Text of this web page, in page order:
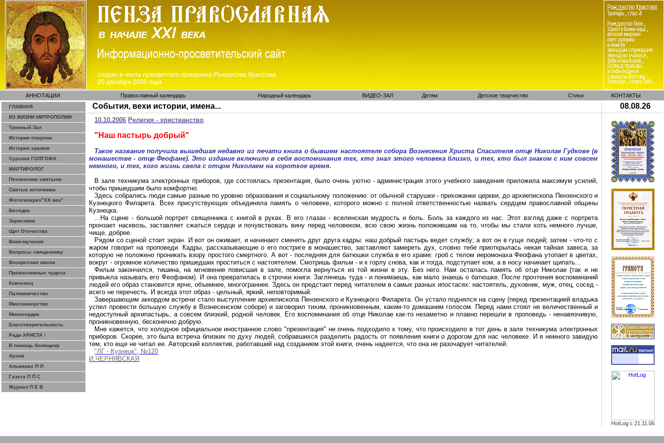
АННОТАЦИИ Православный календарь Народный календарь ВИДЕО-ЗАЛ Детям Детское творчество Стихи КОНТАКТЫ
ГЛАВНАЯ
ИЗ ЖИЗНИ МИТРОПОЛИИ
Тронный Зал
История епархии
История храмов
Сурская ГОЛГОФА
МАРТИРОЛОГ
Пензенские святыни
Святые источники
Фотогалерея"ХХ век"
Беседка
Зарисовки
Щит Отечества
Воин-мученик
Вопросы священнику
Воскресная школа
Православные чудеса
Ковчежец
Паломничество
Миссионерство
Милосердие
Благотворительность
Ради ХРИСТА !
В помощь болящему
Архив
Альманах П Л
Газета П П С
Журнал П Е В
События, вехи истории, имена... 08.08.26
10.10.2006 Религия - христианство
"Наш пастырь добрый"
Такое название получила вышедшая недавно из печати книга о бывшем настоятеле собора Вознесения Христа Спасителя отце Николае Гудкове (в
монашестве - отце Феофане). Это издание включило в себя воспоминания тех, кто знал этого человека близко, и тех, кто был знаком с ним совсем
немного, и тех, кого жизнь свела с отцом Николаем на короткое время.
В зале техникума электронных приборов, где состоялась презентация, было очень уютно - администрация этого учебного заведения приложила максимум усилий,
чтобы пришедшим было комфортно.
Здесь собрались люди самые разные по уровню образования и социальному положению: от обычной старушки - прихожанки церкви, до архиепископа Пензенского и
Кузнецкого Филарета. Всех присутствующих объединяла память о человеке, которого можно с полной ответственностью назвать сердцем православной общины
Кузнецка.
...На сцене - большой портрет священника с книгой в руках. В его глазах - вселенская мудрость и боль. Боль за каждого из нас. Этот взгляд даже с портрета
пронзает насквозь, заставляет сжаться сердце и почувствовать вину перед человеком, всю свою жизнь положившим на то, чтобы мы стали хоть немного лучше,
чище, добрее.
Рядом со сценой стоит экран. И вот он оживает, и начинают сменять друг друга кадры: наш добрый пастырь ведет службу; а вот он в гуще людей; затем - что-то с
жаром говорит на проповеди. Кадры, рассказывающие о его постриге в монашество, заставляют замереть дух, словно тебе приоткрылась некая тайная завеса, за
которую не положено проникать взору простого смертного. А вот - последняя для батюшки служба в его храме: гроб с телом иеромонаха Феофана утопает в цветах,
вокруг - огромное количество пришедших проститься с настоятелем. Смотришь фильм - и к горлу снова, как и тогда, подступает ком, а в носу начинает щипать...
Фильм закончился, тишина, на мгновение повисшая в зале, помогла вернуться из той жизни в эту. Без него. Нам осталась память об отце Николае (так и не
привыкла называть его Феофаном). И она превратилась в строчки книги. Заглянешь туда - и понимаешь, как мало знаешь о батюшке. После прочтения воспоминаний
людей его образ становится ярче, объемнее, многограннее. Здесь он предстает перед читателем в самых разных ипостасях: настоятель, духовник, муж, отец, сосед -
всего не перечесть. И всегда этот образ - цельный, яркий, неповторимый.
Завершающим аккордом встречи стало выступление архиепископа Пензенского и Кузнецкого Филарета. Он устало поднялся на сцену (перед презентацией владыка
успел провести большую службу в Вознесенском соборе) и заговорил тихим, проникновенным, каким-то домашним голосом. Перед нами стоял не величественный и
недоступный архипастырь, а совсем близкий, родной человек. Его воспоминания об отце Николае как-то незаметно и плавно перешли в проповедь - ненавязчивую,
проникновенную, бесконечно добрую.
Мне кажется, что холодное официальное иностранное слово "презентация" не очень подходило к тому, что происходило в тот день в зале техникума электронных
приборов. Скорее, это была встреча близких по духу людей, собравшихся разделить радость от появления книги о дорогом для нас человеке. И я немного завидую
тем, кто еще не читал ее. Авторский коллектив, работавший над созданием этой книги, очень надеется, что она не разочарует читателей.
"ЛГ - Кузнецк", №120
И.ЧЕРНЯВСКАЯ
HotLog с 21.11.06